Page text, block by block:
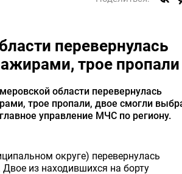
перевернулась
трое пропали
области перевернулась
трое пропали, двое смогли
управление МЧС по региону.
округе) перевернулась
из находившихся на борту